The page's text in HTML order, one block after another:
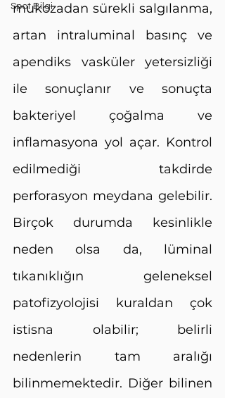
Spot Bilgi
mukozadan sürekli salgılanma,
artan intraluminal basınç ve
apendiks vasküler yetersizliği
ile sonuçlanır ve sonuçta
bakteriyel çoğalma ve
inflamasyona yol açar. Kontrol
edilmediği takdirde
perforasyon meydana gelebilir.
Birçok durumda kesinlikle
neden olsa da, lüminal
tıkanıklığın geleneksel
patofizyolojisi kuraldan çok
istisna olabilir; belirli
nedenlerin tam aralığı
bilinmemektedir. Diğer bilinen